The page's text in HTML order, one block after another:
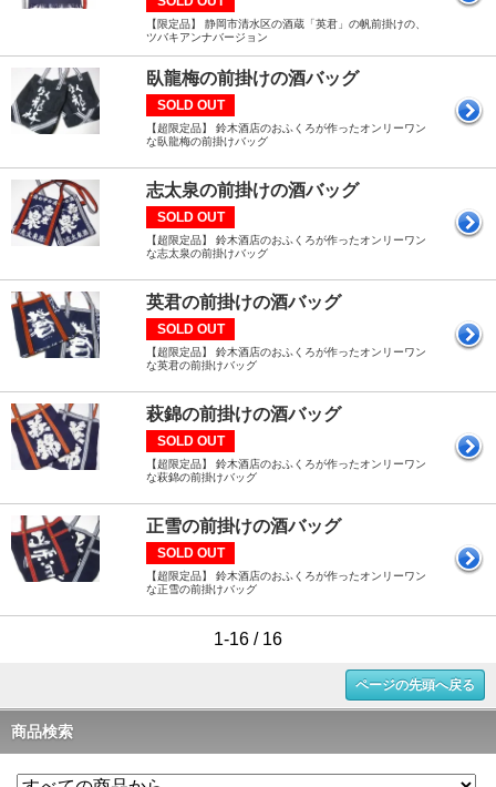
【限定品】 静岡市清水区の酒蔵「英君」の帆前掛けの、
ツバキアンナバージョン
臥龍梅の前掛けの酒バッグ
SOLD OUT
【超限定品】 鈴木酒店のおふくろが作ったオンリーワン
な臥龍梅の前掛けバッグ
志太泉の前掛けの酒バッグ
SOLD OUT
【超限定品】 鈴木酒店のおふくろが作ったオンリーワン
な志太泉の前掛けバッグ
英君の前掛けの酒バッグ
SOLD OUT
【超限定品】 鈴木酒店のおふくろが作ったオンリーワン
な英君の前掛けバッグ
萩錦の前掛けの酒バッグ
SOLD OUT
【超限定品】 鈴木酒店のおふくろが作ったオンリーワン
な萩錦の前掛けバッグ
正雪の前掛けの酒バッグ
SOLD OUT
【超限定品】 鈴木酒店のおふくろが作ったオンリーワン
な正雪の前掛けバッグ
1-16 / 16
ページの先頭へ戻る
商品検索